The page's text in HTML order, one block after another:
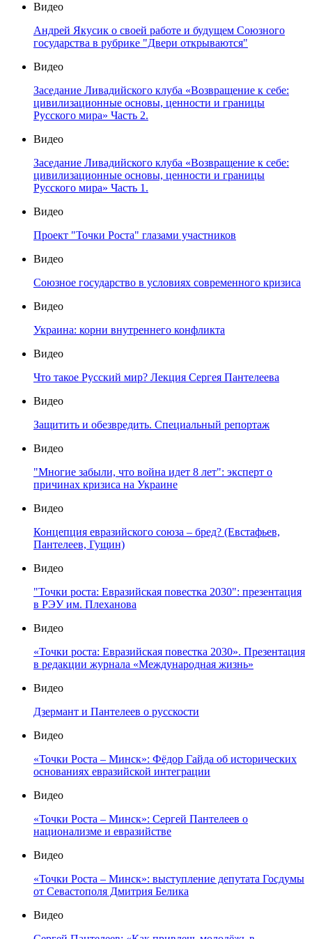
Видео
Андрей Якусик о своей работе и будущем Союзного
государства в рубрике "Двери открываются"
Видео
Заседание Ливадийского клуба «Возвращение к себе:
цивилизационные основы, ценности и границы
Русского мира» Часть 2.
Видео
Заседание Ливадийского клуба «Возвращение к себе:
цивилизационные основы, ценности и границы
Русского мира» Часть 1.
Видео
Проект "Точки Роста" глазами участников
Видео
Союзное государство в условиях современного кризиса
Видео
Украина: корни внутреннего конфликта
Видео
Что такое Русский мир? Лекция Сергея Пантелеева
Видео
Защитить и обезвредить. Специальный репортаж
Видео
"Многие забыли, что война идет 8 лет": эксперт о
причинах кризиса на Украине
Видео
Концепция евразийского союза – бред? (Евстафьев,
Пантелеев, Гущин)
Видео
"Точки роста: Евразийская повестка 2030": презентация
в РЭУ им. Плеханова
Видео
«Точки роста: Евразийская повестка 2030». Презентация
в редакции журнала «Международная жизнь»
Видео
Дзермант и Пантелеев о русскости
Видео
«Точки Роста – Минск»: Фёдор Гайда об исторических
основаниях евразийской интеграции
Видео
«Точки Роста – Минск»: Сергей Пантелеев о
национализме и евразийстве
Видео
«Точки Роста – Минск»: выступление депутата Госдумы
от Севастополя Дмитрия Белика
Видео